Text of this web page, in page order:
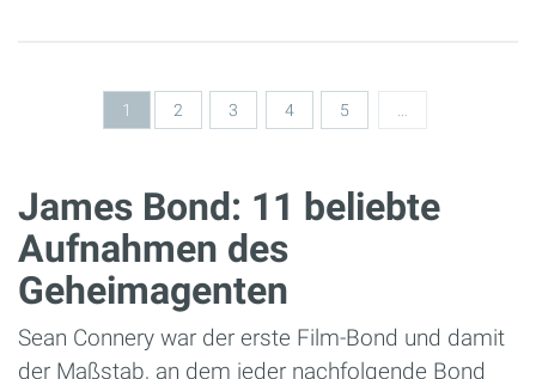
Seiten
1 2 3 4 5
James Bond: 11 beliebte
Aufnahmen des
Geheimagenten
Sean Connery war der erste Film-Bond und damit
der Maßstab, an dem jeder nachfolgende Bond